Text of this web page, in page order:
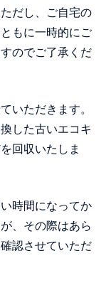
だし、ご自宅の
もに一時的にご
のでご了承くだ
いただきます。
した古いエコキ
回収いたしま
時間になってか
、その際はあら
認させていただ